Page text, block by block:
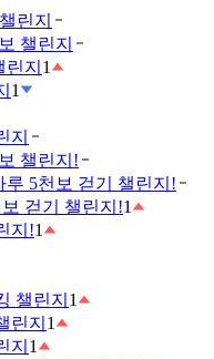
린지
챌린지
지 1
1
지
챌린지!
5천보 걷기 챌린지!
걷기 챌린지!1
지!1
챌린지 1
린지 1
지 1